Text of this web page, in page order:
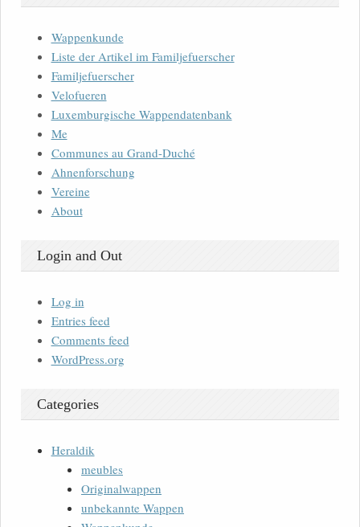
Wappenkunde
Liste der Artikel im Familjefuerscher
Familjefuerscher
Velofueren
Luxemburgische Wappendatenbank
Me
Communes au Grand-Duché
Ahnenforschung
Vereine
About
Login and Out
Log in
Entries feed
Comments feed
WordPress.org
Categories
Heraldik
meubles
Originalwappen
unbekannte Wappen